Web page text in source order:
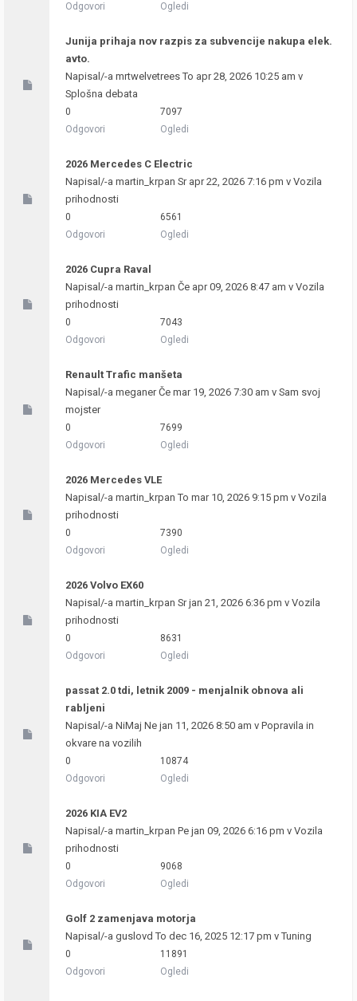
Odgovori
Ogledi
Junija prihaja nov razpis za subvencije nakupa elek.
avto.
Napisal/-a mrtwelvetreesTo apr 28, 2026 10:25 am v
Splošna debata
0
Odgovori
7097
Ogledi
2026 Mercedes C Electric
Napisal/-a martin_krpan Sr apr 22, 2026 7:16 pm v Vozila
prihodnosti
0
Odgovori
6561
Ogledi
2026 Cupra Raval
Napisal/-a martin_krpan Če apr 09, 2026 8:47 am v Vozila
prihodnosti
0
Odgovori
7043
Ogledi
Renault Trafic manšeta
Napisal/-a meganerČe mar 19, 2026 7:30 am v Sam svoj
mojster
0
Odgovori
7699
Ogledi
2026 Mercedes VLE
Napisal/-a martin_krpan To mar 10, 2026 9:15 pm v Vozila
prihodnosti
0
Odgovori
7390
Ogledi
2026 Volvo EX60
Napisal/-a martin_krpan Sr jan 21, 2026 6:36 pm v Vozila
prihodnosti
0
Odgovori
8631
Ogledi
passat 2.0 tdi, letnik 2009 - menjalnik obnova ali
rabljeni
Napisal/-a NiMaj Ne jan 11, 2026 8:50 am v Popravila in
okvare na vozilih
0
Odgovori
10874
Ogledi
2026 KIA EV2
Napisal/-a martin_krpan Pe jan 09, 2026 6:16 pm v Vozila
prihodnosti
0
Odgovori
9068
Ogledi
Golf 2 zamenjava motorja
Napisal/-a guslovd To dec 16, 2025 12:17 pm vTuning
0
Odgovori
11891
Ogledi